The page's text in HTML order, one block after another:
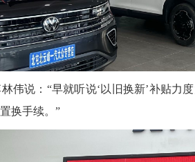
说：“早就听说‘以旧换新’补贴力度
换手续。”